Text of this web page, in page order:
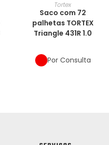
Tortex
Saco com 72
palhetas TORTEX
Triangle 431R 1.0
Por Consulta